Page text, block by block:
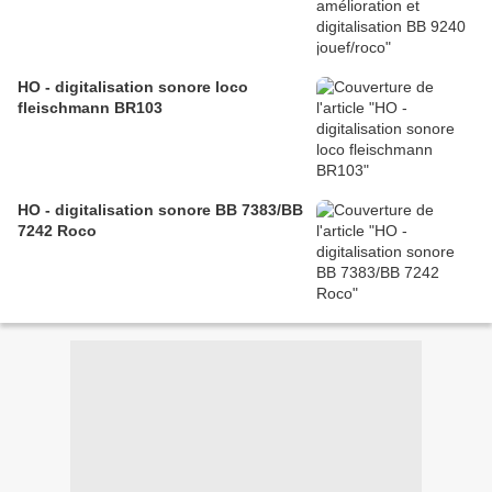
HO - digitalisation sonore loco
fleischmann BR103
HO - digitalisation sonore BB 7383/BB
7242 Roco